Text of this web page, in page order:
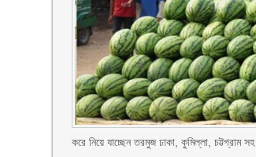
করে নিয়ে যাচ্ছেন তরমুজ ঢাকা, কুমিল্লা, চট্টগ্রাম